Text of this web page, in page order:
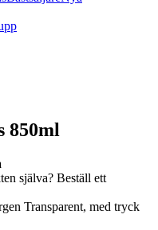
850ml
själva? Beställ ett